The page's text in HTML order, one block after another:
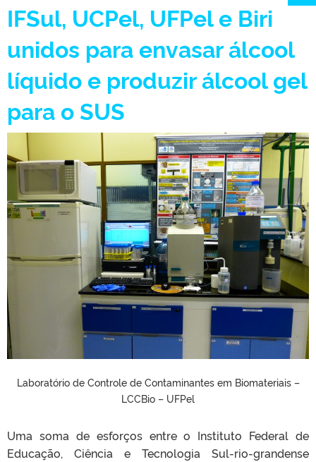
IFSul, UCPel, UFPel e Biri
unidos para envasar álcool
líquido e produzir álcool gel
para o SUS
Laboratório de Controle de Contaminantes em Biomateriais –
LCCBio – UFPel
Uma soma de esforços entre o Instituto Federal de
Educação, Ciência e Tecnologia Sul-rio-grandense